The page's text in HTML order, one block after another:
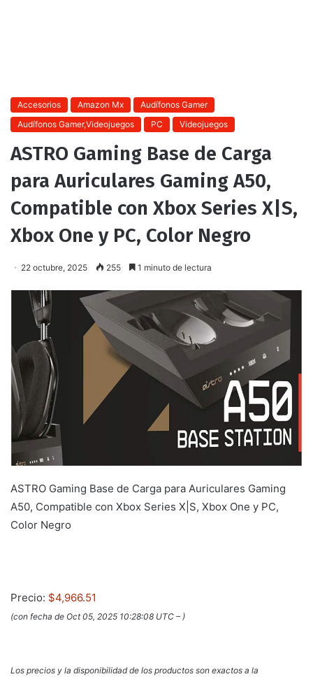
Accesorios Amazon Mx
Audífonos Gamer
Audífonos Gamer,Videojuegos
PC Videojuegos
ASTRO Gaming Base de Carga
para Auriculares Gaming A50,
Compatible con Xbox Series X|S,
Xbox One y PC, Color Negro
22 octubre, 2025 255 1 minuto de lectura
ASTRO Gaming Base de Carga para Auriculares Gaming
A50, Compatible con Xbox Series X|S, Xbox One y PC,
Color Negro
Precio: $4,966.51
(con fecha de Oct 05, 2025 10:28:08 UTC –)
Los precios y la disponibilidad de los productos son exactos a la